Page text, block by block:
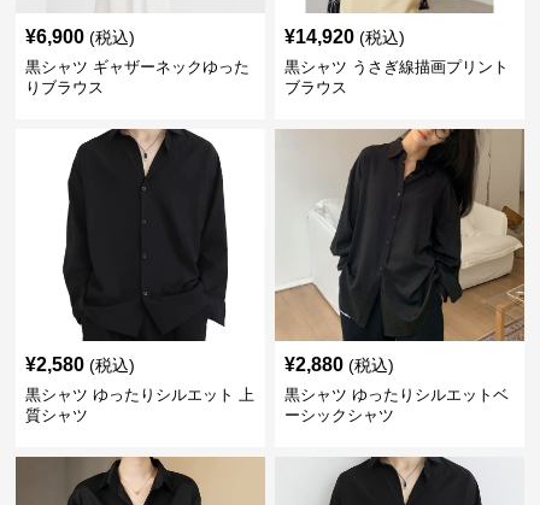
¥6,900 (税込)
黒シャツ ギャザーネックゆった
りブラウス
¥14,920 (税込)
黒シャツ うさぎ線描画プリント
ブラウス
¥2,580 (税込)
黒シャツ ゆったりシルエット 上
質シャツ
¥2,880 (税込)
黒シャツ ゆったりシルエットベ
ーシックシャツ